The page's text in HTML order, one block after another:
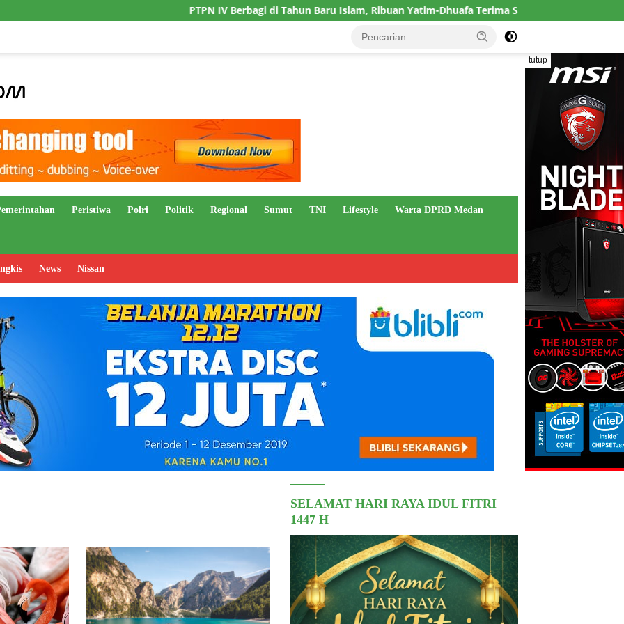
PTPN IV Berbagi di Tahun Baru Islam, Ribuan Yatim-Dhuafa Terima Santunan dan 16 Masjid-Mushola
tutup
Peristiwa Polri Politik Regional Sumut TNI Lifestyle Warta DPRD Medan
News Nissan
SELAMAT HARI RAYA IDUL FITRI
1447 H